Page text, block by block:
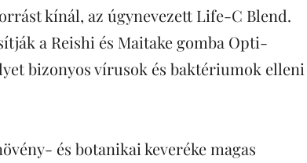
kínál, az úgynevezett Life-C Blend.
a Reishi és Maitake gomba Opti-
bizonyos vírusok és baktériumok elleni
és botanikai keveréke magas